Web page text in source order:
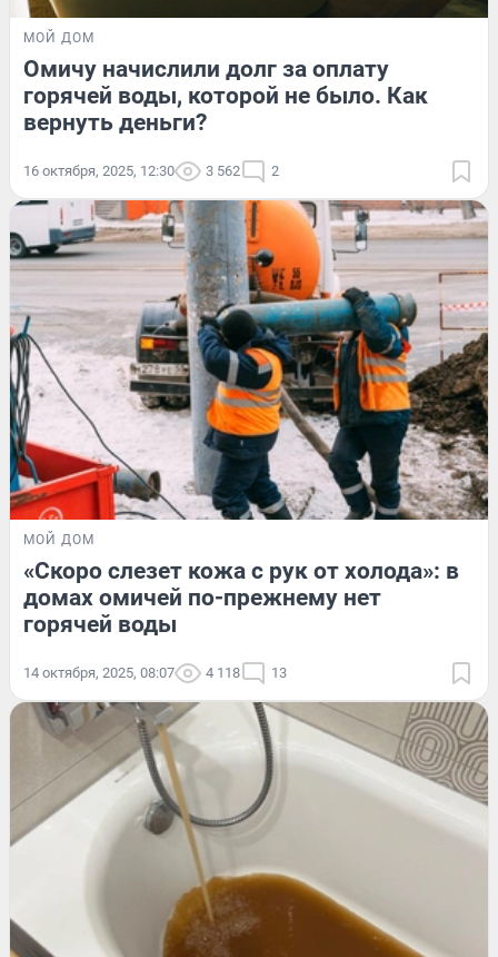
МОЙ ДОМ
Омичу начислили долг за оплату
горячей воды, которой не было. Как
вернуть деньги?
16 октября, 2025, 12:30 3 562 2
МОЙ ДОМ
«Скоро слезет кожа с рук от холода»: в
домах омичей по-прежнему нет
горячей воды
14 октября, 2025, 08:07 4 118 13